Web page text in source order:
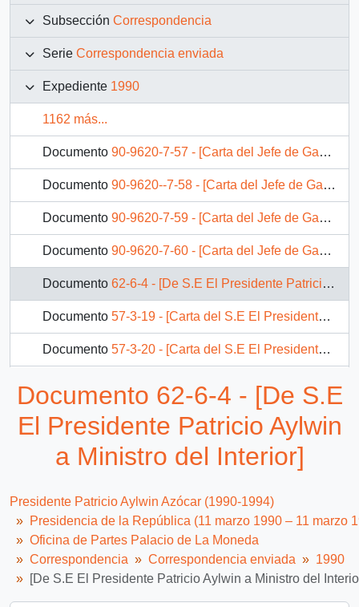
Subsección Correspondencia
Serie Correspondencia enviada
Expediente 1990
1162 más...
Documento 90-9620-7-57 - [Carta del Jefe de Gabinete Presidencial al Ministro de Economía, Fomento y Reconstrucción]
Documento 90-9620--7-58 - [Carta del Jefe de Gabinete Presidencial al Ministro de Economía, Fomento y Reconstrucción]
Documento 90-9620-7-59 - [Carta del Jefe de Gabinete Presidencial al Ministro de Economía, Fomento y Reconstrucción]
Documento 90-9620-7-60 - [Carta del Jefe de Gabinete Presidencial al Subsecretario de Pesca]
Documento 62-6-4 - [De S.E El Presidente Patricio Aylwin a Ministro del Interior]
Documento 57-3-19 - [Carta del S.E El Presidente Patricio Aylwin a Presidente de México ]
Documento 57-3-20 - [Carta del S.E El Presidente Patricio Aylwin a Presidente de México]
57-3-21 - [Carta del S.E El Presidente Patricio Aylwin a Presidente de la República de Namibia]
Documento 90-9306-7 - [Carta del S.E Presidente de la República informando no poder realizar la audiencia].
180 más...
Documento 62-6-4 - [De S.E
El Presidente Patricio Aylwin
a Ministro del Interior]
Presidente Patricio Aylwin Azócar (1990-1994)
Presidencia de la República (11 marzo 1990 – 11 marzo
Oficina de Partes Palacio de La Moneda
Correspondencia
Correspondencia enviada
1990
[De S.E El Presidente Patricio Aylwin a Ministro del